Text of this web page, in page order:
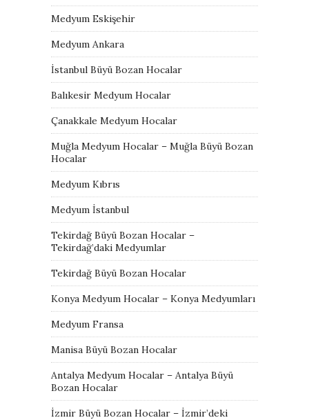
Medyum Eskişehir
Medyum Ankara
İstanbul Büyü Bozan Hocalar
Balıkesir Medyum Hocalar
Çanakkale Medyum Hocalar
Muğla Medyum Hocalar – Muğla Büyü Bozan
Hocalar
Medyum Kıbrıs
Medyum İstanbul
Tekirdağ Büyü Bozan Hocalar –
Tekirdağ’daki Medyumlar
Tekirdağ Büyü Bozan Hocalar
Konya Medyum Hocalar – Konya Medyumları
Medyum Fransa
Manisa Büyü Bozan Hocalar
Antalya Medyum Hocalar – Antalya Büyü
Bozan Hocalar
İzmir Büyü Bozan Hocalar – İzmir’deki